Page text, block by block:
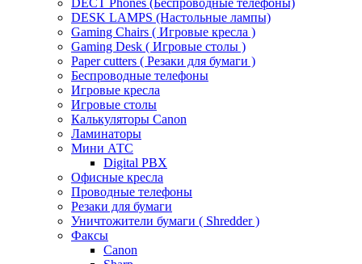
DECT Phones (Беспроводные телефоны)
DESK LAMPS (Настольные лампы)
Gaming Chairs ( Игровые кресла )
Gaming Desk ( Игровые столы )
Paper cutters ( Резаки для бумаги )
Беспроводные телефоны
Игровые кресла
Игровые столы
Калькуляторы Canon
Ламинаторы
Мини АТС
Digital PBX
Офисные кресла
Проводные телефоны
Резаки для бумаги
Уничтожители бумаги ( Shredder )
Факсы
Canon